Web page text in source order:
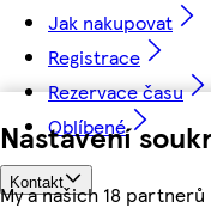
Nastavení
My a našich 18
Jak nakupovat
Registrace
Rezervace času
Oblíbené
Kontakt